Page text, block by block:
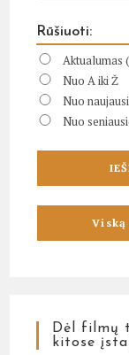
Rūšiuoti:
Aktualumas
Nuo A iki Ž
Nuo
Nuo
Dėl filmų
kitose